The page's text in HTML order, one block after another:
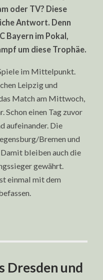
oder TV? Diese
Antwort. Denn
Bayern im Pokal,
um diese Trophäe.
im Mittelpunkt.
Leipzig und
Match am Mittwoch,
Schon einen Tag zuvor
aufeinander. Die
Bremen und
bleiben auch die
gewährt.
einmal mit dem
Dresden und